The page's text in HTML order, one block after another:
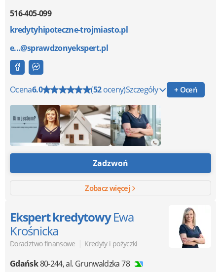
516-405-099
kredytyhipoteczne-trojmiasto.pl
e...@sprawdzonyekspert.pl
Ocena6.0 (52oceny)Szczegóły + Oceń
Zadzwoń
Zobacz więcej
Ekspert kredytowyEwa
Krośnicka
Doradztwo finansowe | Kredyty i pożyczki
Gdańsk80-244,al. Grunwaldzka 78